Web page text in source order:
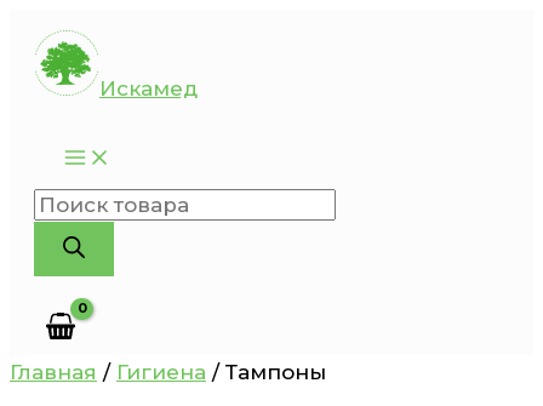
Перейти
содержимому
Искамед
Поиск
товаров
Главная / Гигиена / Тампоны